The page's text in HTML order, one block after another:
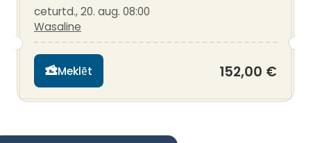
ceturtd., 20. aug. 08:00
Wasaline
Meklēt 152,00 €